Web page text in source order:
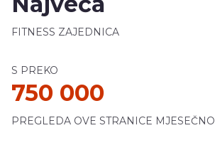
FITNESS ZAJEDNICA
S PREKO
750 000
PREGLEDA OVE STRANICE MJESEČNO